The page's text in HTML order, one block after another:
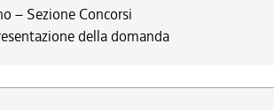
– Sezione Concorsi
della domanda